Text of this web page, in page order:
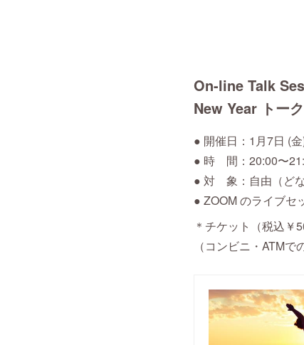
On-line Talk
New Year トー
● 開催日：1月7日 (
● 時 間：20:00〜
● 対 象：自由（どな
● ZOOM のライブセ
＊チケット（税込￥
（コンビニ・ATM